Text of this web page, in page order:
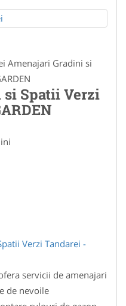
Amenajari Gradini si
si Spatii Verzi
servicii de amenajari
de nevoile